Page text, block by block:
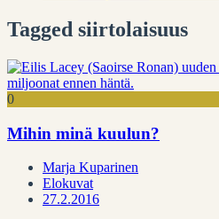
Tagged siirtolaisuus
0
Mihin minä kuulun?
Marja Kuparinen
Elokuvat
27.2.2016